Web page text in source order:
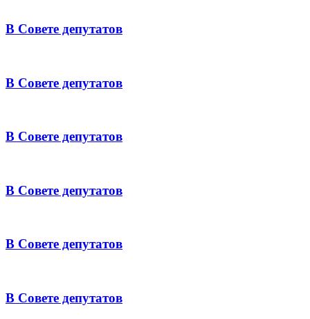
В Совете депутатов
В Совете депутатов
В Совете депутатов
В Совете депутатов
В Совете депутатов
В Совете депутатов